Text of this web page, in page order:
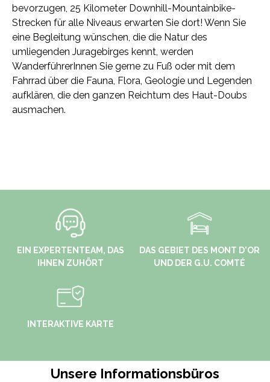
bevorzugen, 25 Kilometer Downhill-Mountainbike-
Strecken für alle Niveaus erwarten Sie dort! Wenn Sie
eine Begleitung wünschen, die die Natur des
umliegenden Juragebirges kennt, werden
WanderführerInnen Sie gerne zu Fuß oder mit dem
Fahrrad über die Fauna, Flora, Geologie und Legenden
aufklären, die den ganzen Reichtum des Haut-Doubs
ausmachen.
EIN EXPERTENTEAM, DAS
IHNEN ZUHÖRT
DAS GEBIET DES MONT D'OR
UND DER G.U. COMTÉ
INTERAKTIVE KARTE
Unsere Informationsbüros